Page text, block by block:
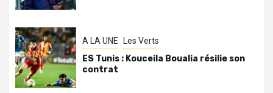
A LA UNE Les Verts
ES Tunis : Kouceila Boualia résilie son
contrat